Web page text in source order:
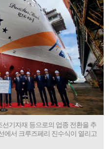
기자재 등으로의 업종 전환을 추
에서 크루즈페리 진수식이 열리고